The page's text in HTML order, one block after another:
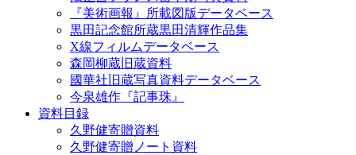
『美術画報』所載図版データベース
黒田記念館所蔵黒田清輝作品集
X線フィルムデータベース
森岡柳蔵旧蔵資料
國華社旧蔵写真資料データベース
今泉雄作『記事珠』
資料目録
久野健寄贈資料
久野健寄贈ノート資料